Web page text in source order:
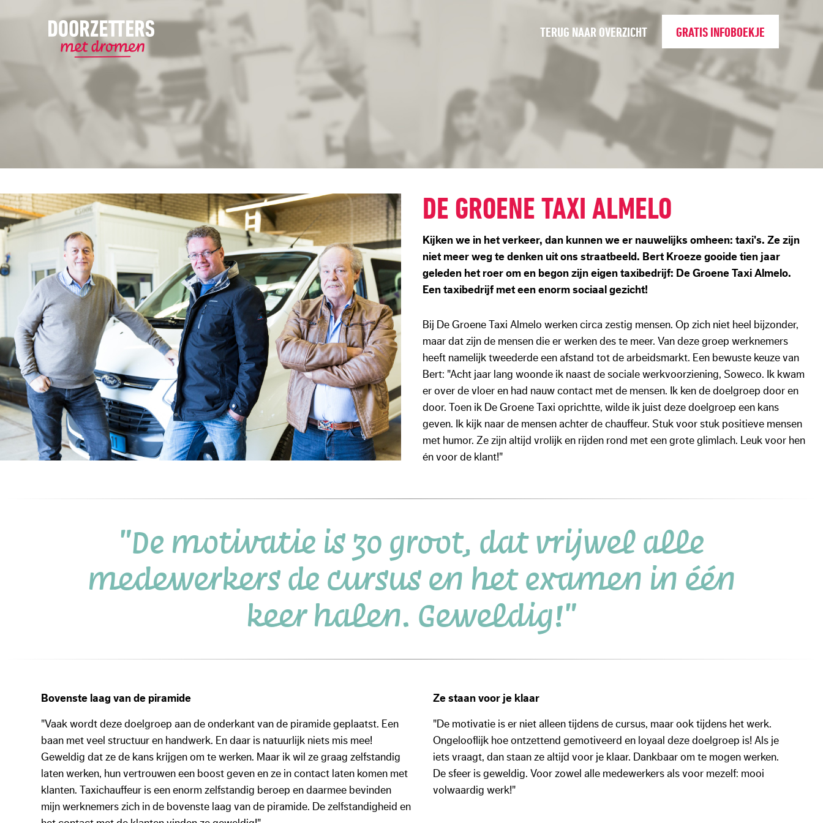
TERUG NAAR OVERZICHT GRATIS INFOBOEKJE
DE GROENE TAXI ALMELO
Kijken we in het verkeer, dan kunnen we er nauwelijks omheen: taxi's. Ze zijn
niet meer weg te denken uit ons straatbeeld. Bert Kroeze gooide tien jaar
geleden het roer om en begon zijn eigen taxibedrijf: De Groene Taxi Almelo.
Een taxibedrijf met een enorm sociaal gezicht!
Bij De Groene Taxi Almelo werken circa zestig mensen. Op zich niet heel bijzonder,
maar dat zijn de mensen die er werken des te meer. Van deze groep werknemers
heeft namelijk tweederde een afstand tot de arbeidsmarkt. Een bewuste keuze van
Bert: "Acht jaar lang woonde ik naast de sociale werkvoorziening, Soweco. Ik kwam
er over de vloer en had nauw contact met de mensen. Ik ken de doelgroep door en
door. Toen ik De Groene Taxi oprichtte, wilde ik juist deze doelgroep een kans
geven. Ik kijk naar de mensen achter de chauffeur. Stuk voor stuk positieve mensen
met humor. Ze zijn altijd vrolijk en rijden rond met een grote glimlach. Leuk voor hen
én voor de klant!"
"De motivatie is zo groot, dat vrijwel alle
medewerkers de cursus en het examen in één
keer halen. Geweldig!"
Bovenste laag van de piramide
"Vaak wordt deze doelgroep aan de onderkant van de piramide geplaatst. Een
baan met veel structuur en handwerk. En daar is natuurlijk niets mis mee!
Geweldig dat ze de kans krijgen om te werken. Maar ik wil ze graag zelfstandig
laten werken, hun vertrouwen een boost geven en ze in contact laten komen met
klanten. Taxichauffeur is een enorm zelfstandig beroep en daarmee bevinden
mijn werknemers zich in de bovenste laag van de piramide. De zelfstandigheid en
Ze staan voor je klaar
"De motivatie is er niet alleen tijdens de cursus, maar ook tijdens het werk.
Ongelooflijk hoe ontzettend gemotiveerd en loyaal deze doelgroep is! Als je
iets vraagt, dan staan ze altijd voor je klaar. Dankbaar om te mogen werken.
De sfeer is geweldig. Voor zowel alle medewerkers als voor mezelf: mooi
volwaardig werk!"